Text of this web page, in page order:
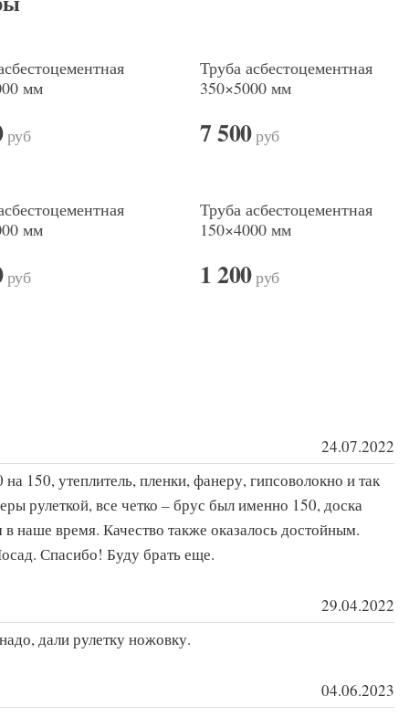
мм
руб
Труба асбестоцементная
350×5000 мм
7 500руб
мм
руб
Труба асбестоцементная
150×4000 мм
1 200руб
24.07.2022
150, утеплитель, пленки, фанеру, гипсоволокно и так
рулеткой, все четко – брус был именно 150, доска
время. Качество также оказалось достойным.
Спасибо! Буду брать еще.
29.04.2022
дали рулетку ножовку.
04.06.2023